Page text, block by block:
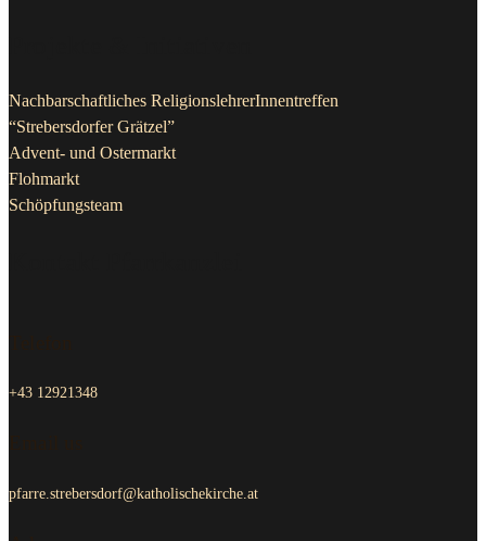
Nachbarschaftliches ReligionslehrerInnentreffen
“Strebersdorfer Grätzel”
Advent- und Ostermarkt
Flohmarkt
Schöpfungsteam
+43 12921348
pfarre.strebersdorf@katholischekirche.at